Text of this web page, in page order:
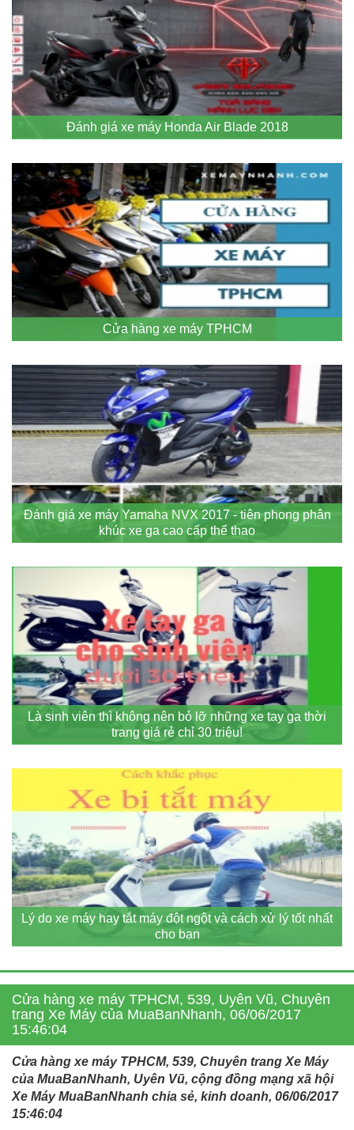
Đánh giá xe máy Honda Air Blade 2018
Cửa hàng xe máy TPHCM
Đánh giá xe máy Yamaha NVX 2017 - tiên phong phân
khúc xe ga cao cấp thể thao
Là sinh viên thì không nên bỏ lỡ những xe tay ga thời
trang giá rẻ chỉ 30 triệu!
Lý do xe máy hay tắt máy đột ngột và cách xử lý tốt nhất
cho bạn
Cửa hàng xe máy TPHCM, 539, Uyên Vũ, Chuyên
trang Xe Máy của MuaBanNhanh, 06/06/2017
15:46:04
Cửa hàng xe máy TPHCM, 539, Chuyên trang Xe Máy
của MuaBanNhanh, Uyên Vũ, cộng đồng mạng xã hội
Xe Máy MuaBanNhanh chia sẻ, kinh doanh, 06/06/2017
15:46:04